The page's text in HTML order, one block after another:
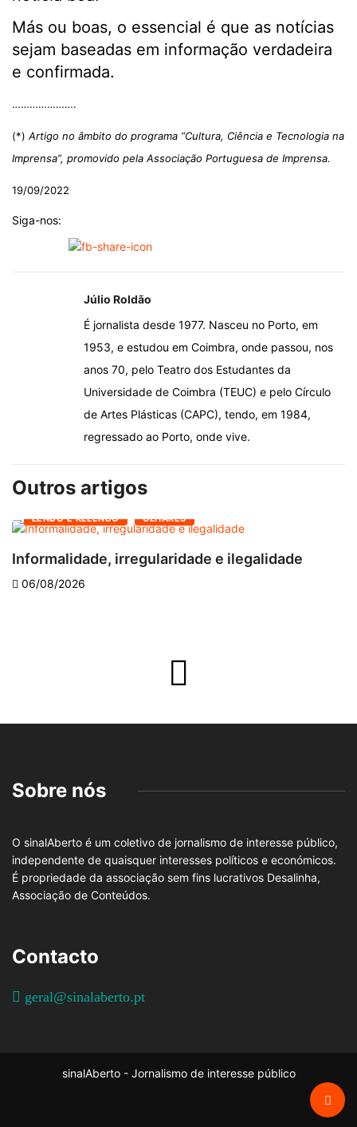
Más ou boas, o essencial é que as notícias
sejam baseadas em informação verdadeira
e confirmada.
………………….
(*) Artigo no âmbito do programa “Cultura, Ciência e Tecnologia na
Imprensa”, promovido pela Associação Portuguesa de Imprensa.
19/09/2022
Siga-nos:
Júlio Roldão
É jornalista desde 1977. Nasceu no Porto, em
1953, e estudou em Coimbra, onde passou, nos
anos 70, pelo Teatro dos Estudantes da
Universidade de Coimbra (TEUC) e pelo Círculo
de Artes Plásticas (CAPC), tendo, em 1984,
regressado ao Porto, onde vive.
Outros artigos
LENDO E RELENDO OLHARES
Informalidade, irregularidade e ilegalidade
06/08/2026
Sobre nós
O sinalAberto é um coletivo de jornalismo de interesse público,
independente de quaisquer interesses políticos e económicos.
É propriedade da associação sem fins lucrativos Desalinha,
Associação de Conteúdos.
Contacto
geral@sinalaberto.pt
sinalAberto - Jornalismo de interesse público